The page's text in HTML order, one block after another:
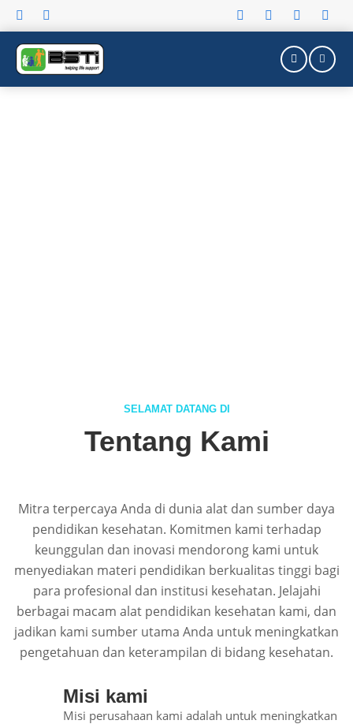
SELAMAT DATANG DI
Tentang Kami
Mitra terpercaya Anda di dunia alat dan sumber daya
pendidikan kesehatan. Komitmen kami terhadap
keunggulan dan inovasi mendorong kami untuk
menyediakan materi pendidikan berkualitas tinggi bagi
para profesional dan institusi kesehatan. Jelajahi
berbagai macam alat pendidikan kesehatan kami, dan
jadikan kami sumber utama Anda untuk meningkatkan
pengetahuan dan keterampilan di bidang kesehatan.
Misi kami
Misi perusahaan kami adalah untuk meningkatkan